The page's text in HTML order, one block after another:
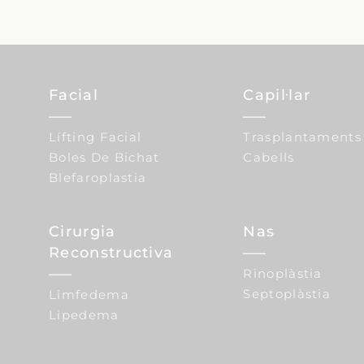
Facial
Lífting Facial
Boles De Bichat
Blefaroplastia
Cirurgia
Reconstructiva
Limfedema
Lipedema
Capil·lar
Cabells
Nas
Rinoplàstia
Septoplàstia